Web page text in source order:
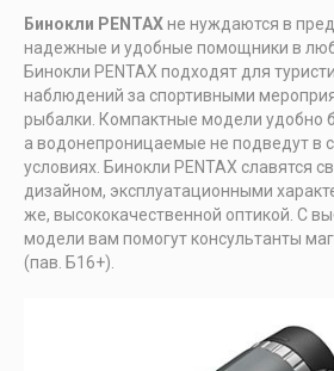
Бинокли P ENTAXне нуждаются в
надежные и удобные помощники в
Бинокли PENTAX подходят для
наблюдений за спортивными
рыбалки. Компактные модели удобно
а водонепроницаемые не подведут в
условиях. Бинокли PENTAX славятся
дизайном, эксплуатационными
же, высококачественной оптикой. С
модели вам помогут консультанты
(пав. Б16+).